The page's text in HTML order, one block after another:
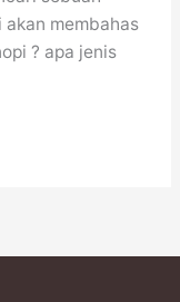
akan membahas
? apa jenis